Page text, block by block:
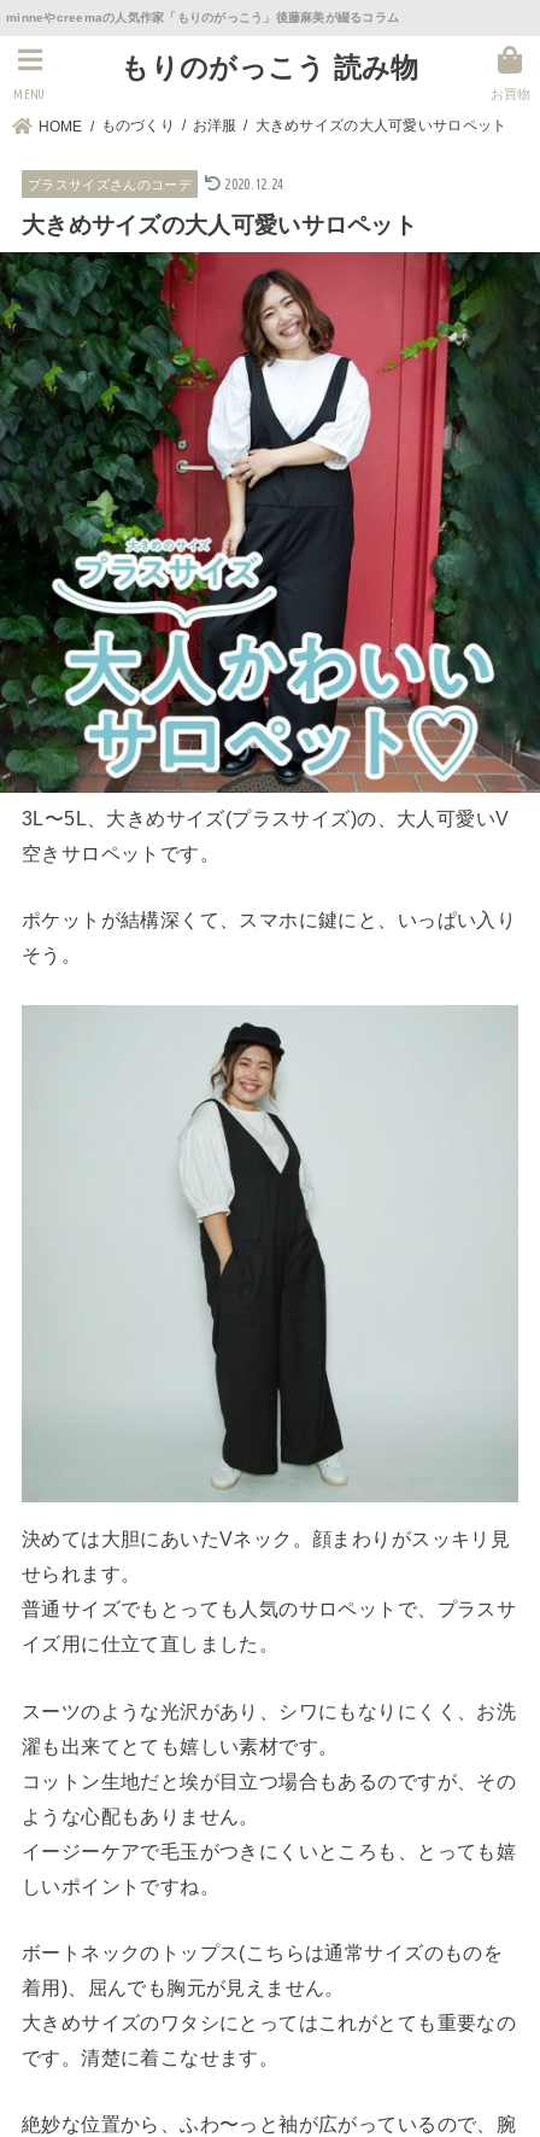
minneやcreemaの人気作家「もりのがっこう」後藤麻美が綴るコラム
もりのがっこう 読み物
お買物
MENU
HOME ものづくり お洋服 大きめサイズの大人可愛いサロペット
プラスサイズさんのコーデ 2020.12.24
大きめサイズの大人可愛いサロペット
3L〜5L、大きめサイズ(プラスサイズ)の、大人可愛いV
空きサロペットです。
ポケットが結構深くて、スマホに鍵にと、いっぱい入り
そう。
決めては大胆にあいたVネック。顔まわりがスッキリ見
せられます。
普通サイズでもとっても人気のサロペットで、プラスサ
イズ用に仕立て直しました。
スーツのような光沢があり、シワにもなりにくく、お洗
濯も出来てとても嬉しい素材です。
コットン生地だと埃が目立つ場合もあるのですが、その
ような心配もありません。
イージーケアで毛玉がつきにくいところも、とっても嬉
しいポイントですね。
ボートネックのトップス(こちらは通常サイズのものを
着用)、屈んでも胸元が見えません。
大きめサイズのワタシにとってはこれがとても重要なの
です。清楚に着こなせます。
絶妙な位置から、ふわ〜っと袖が広がっているので、腕